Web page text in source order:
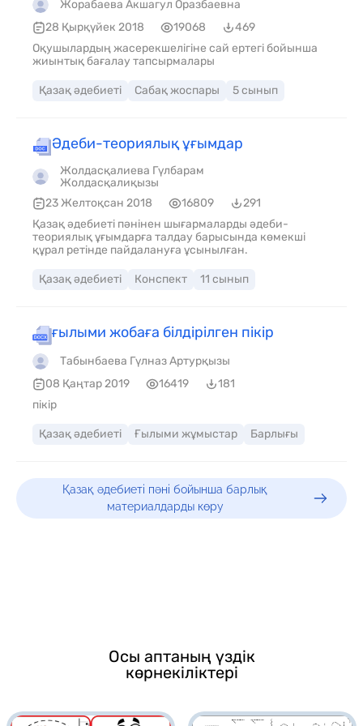
Жорабаева Акшагул Оразбаевна
28 Қырқүйек 2018
19068
469
Оқушылардың жасерекшелігіне сай ертегі бойынша
жиынтық бағалау тапсырмалары
Қазақ әдебиеті Сабақ жоспары 5 сынып
Әдеби-теориялық ұғымдар
Жолдасқалиева Гүлбарам
Жолдасқалиқызы
23 Желтоқсан 2018
16809
291
Қазақ әдебиеті пәнінен шығармаларды әдеби-
теориялық ұғымдарға талдау барысында көмекші
құрал ретінде пайдалануға ұсынылған.
Қазақ әдебиеті Конспект 11 сынып
ғылыми жобаға білдірілген пікір
Табынбаева Гүлназ Артурқызы
08 Қаңтар 2019
16419
181
пікір
Қазақ әдебиеті Ғылыми жұмыстар Барлығы
Қазақ әдебиеті пәні бойынша барлық
материалдарды көру
Осы аптаның үздік
көрнекіліктері